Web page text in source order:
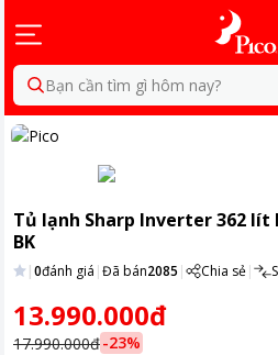
Bạn cần tìm gì hôm nay?
Tủ lạnh Sharp Inverter 362 lít
BK
|0đánh giá |Đã bán2085 | Chia sẻ|
13.990.000đ
17.990.000đ-23%